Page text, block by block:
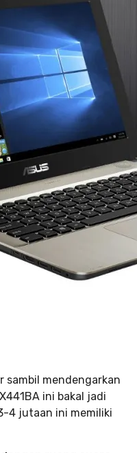
sambil mendengarkan
ini bakal jadi
4 jutaan ini memiliki